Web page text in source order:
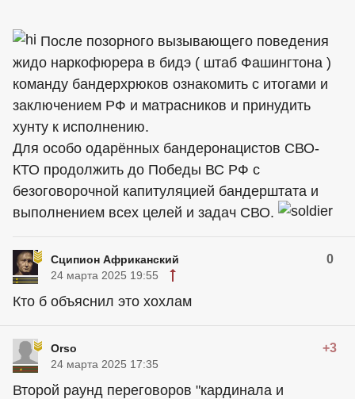
После позорного вызывающего поведения
жидо наркофюрера в бидэ ( штаб Фашингтона )
команду бандерхрюков ознакомить с итогами и
заключением РФ и матрасников и принудить
хунту к исполнению.
Для особо одарённых бандеронацистов СВО-
КТО продолжить до Победы ВС РФ с
безоговорочной капитуляцией бандерштата и
выполнением всех целей и задач СВО.
Сципион Африканский 0
24 марта 2025 19:55
Кто б объяснил это хохлам
Orso +3
24 марта 2025 17:35
Второй раунд переговоров "кардинала и